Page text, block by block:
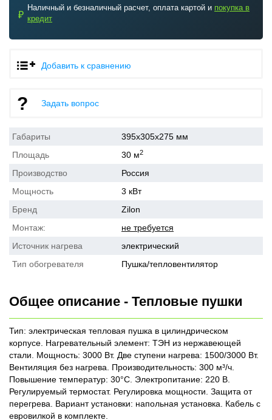
₽
Наличный и безналичный расчет, оплата картой и покупка в
кредит
Добавить к сравнению
Задать вопрос
Габариты
395x305x275 мм
Площадь
30 м2
Производство
Россия
Мощность
3 кВт
Бренд
Zilon
Монтаж:
не требуется
Источник нагрева
электрический
Тип обогревателя
Пушка/тепловентилятор
Общее описание - Тепловые пушки
Тип: электрическая тепловая пушка в цилиндрическом
корпусе. Нагревательный элемент: ТЭН из нержавеющей
стали. Мощность: 3000 Вт. Две ступени нагрева: 1500/3000 Вт.
Вентиляция без нагрева. Производительность: 300 м³/ч.
Повышение температур: 30°C. Электропитание: 220 В.
Регулируемый термостат. Регулировка мощности. Защита от
перегрева. Вариант установки: напольная установка. Кабель с
евровилкой в комплекте.